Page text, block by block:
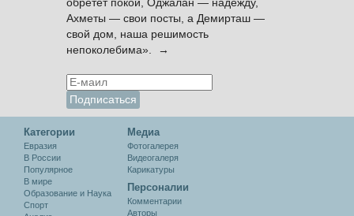
обретёт покой, Оджалан — надежду,
Ахметы — свои посты, а Демирташ —
свой дом, наша решимость
непоколебима». →
Категории
Евразия
В России
Популярное
В мире
Образование и Наука
Спорт
Медиа
Фотогалерея
Видеогалеря
Карикатуры
Персоналии
Комментарии
Авторы